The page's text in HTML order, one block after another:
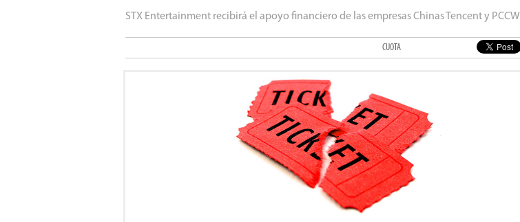
STX Entertainment recibirá el apoyo financiero de las empresas Chinas Tencent y PCCW
CUOTA